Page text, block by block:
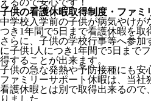
えるので安心です！
子供の看護休暇取得制度・ファミ
中学校入学前の子供が病気やけが
つき1年間で5日まで看護休暇を取
さらに、子供の学校行事等へ参加
に子供1人につき1年間で5日まで
得することが出来ます。
子供の急な発熱や予防接種にも安
ファミリーサポート休暇は、当社
看護休暇とは別で取得出来るので
りました。